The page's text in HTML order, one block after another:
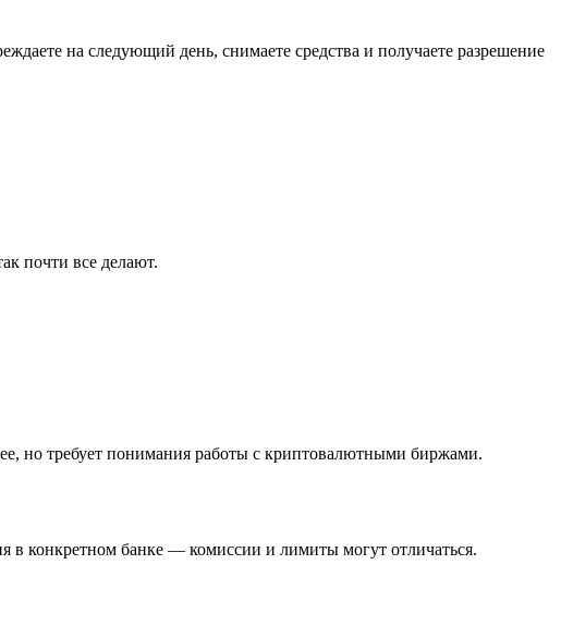
на следующий день, снимаете средства и получаете разрешение
почти все делают.
но требует понимания работы с криптовалютными биржами.
в конкретном банке — комиссии и лимиты могут отличаться.